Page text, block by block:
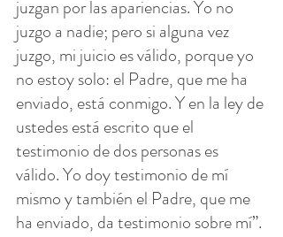
juzgan por las apariencias. Yo no
juzgo a nadie; pero si alguna vez
juzgo, mi juicio es válido, porque yo
no estoy solo: el Padre, que me ha
enviado, está conmigo. Y en la ley de
ustedes está escrito que el
testimonio de dos personas es
válido. Yo doy testimonio de mí
mismo y también el Padre, que me
ha enviado, da testimonio sobre mí”.